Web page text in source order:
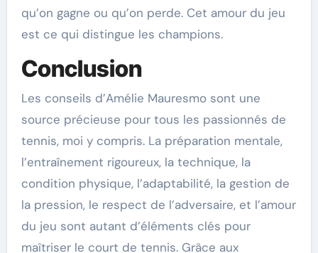
qu’on gagne ou qu’on perde. Cet amour du jeu
est ce qui distingue les champions.
Conclusion
Les conseils d’Amélie Mauresmo sont une
source précieuse pour tous les passionnés de
tennis, moi y compris. La préparation mentale,
l’entraînement rigoureux, la technique, la
condition physique, l’adaptabilité, la gestion de
la pression, le respect de l’adversaire, et l’amour
du jeu sont autant d’éléments clés pour
maîtriser le court de tennis. Grâce aux